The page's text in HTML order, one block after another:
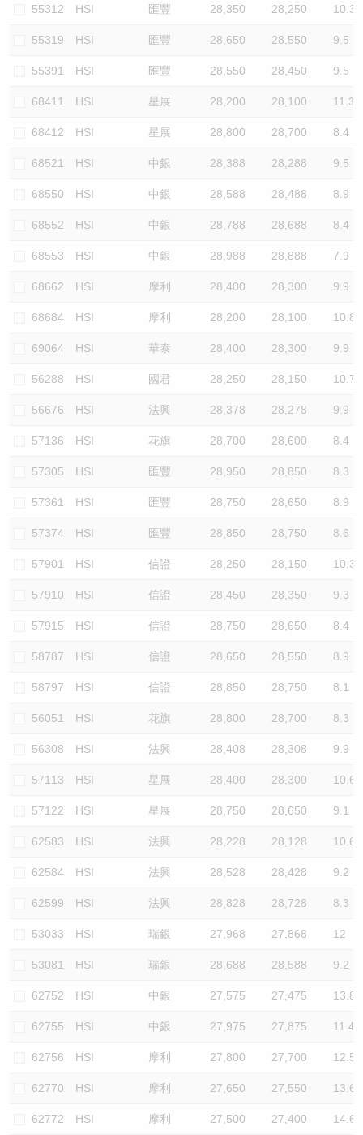
55312 HSI 匯豐 28,350 28,250 10.3
55319 HSI 匯豐 28,650 28,550 9.5
55391 HSI 匯豐 28,550 28,450 9.5
68411 HSI 星展 28,200 28,100 11.3
68412 HSI 星展 28,800 28,700 8.4
68521 HSI 中銀 28,388 28,288 9.5
68550 HSI 中銀 28,588 28,488 8.9
68552 HSI 中銀 28,788 28,688 8.4
68553 HSI 中銀 28,988 28,888 7.9
68662 HSI 摩利 28,400 28,300 9.9
68684 HSI 摩利 28,200 28,100 10.8
69064 HSI 華泰 28,400 28,300 9.9
56288 HSI 國君 28,250 28,150 10.7
56676 HSI 法興 28,378 28,278 9.9
57136 HSI 花旗 28,700 28,600 8.4
57305 HSI 匯豐 28,950 28,850 8.3
57361 HSI 匯豐 28,750 28,650 8.9
57374 HSI 匯豐 28,850 28,750 8.6
57901 HSI 信證 28,250 28,150 10.3
57910 HSI 信證 28,450 28,350 9.3
57915 HSI 信證 28,750 28,650 8.4
58787 HSI 信證 28,650 28,550 8.9
58797 HSI 信證 28,850 28,750 8.1
56051 HSI 花旗 28,800 28,700 8.3
56308 HSI 法興 28,408 28,308 9.9
57113 HSI 星展 28,400 28,300 10.6
57122 HSI 星展 28,750 28,650 9.1
62583 HSI 法興 28,228 28,128 10.6
62584 HSI 法興 28,528 28,428 9.2
62599 HSI 法興 28,828 28,728 8.3
53033 HSI 瑞銀 27,968 27,868 12
53081 HSI 瑞銀 28,688 28,588 9.2
62752 HSI 中銀 27,575 27,475 13.8
62755 HSI 中銀 27,975 27,875 11.4
62756 HSI 摩利 27,800 27,700 12.5
62770 HSI 摩利 27,650 27,550 13.6
62772 HSI 摩利 27,500 27,400 14.6